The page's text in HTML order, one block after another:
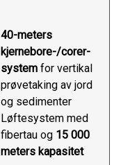
40-meters
kjernebore-/corer-
system for vertikal
prøvetaking av jord
og sedimenter
Løftesystem med
fibertau og 15 000
meters kapasitet